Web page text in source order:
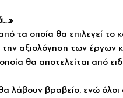
τα οποία θα επιλεγεί το
αξιολόγηση των έργων
θα αποτελείται από
λάβουν βραβείο, ενώ όλοι